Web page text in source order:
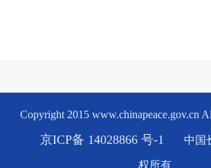
Copyright 2015 www.chinapeace.gov.cn
京ICP备 14028866 号-1 中国
权所有